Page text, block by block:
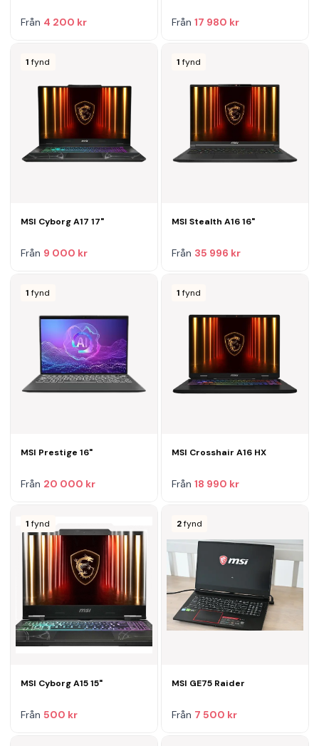
Från 4 200 kr Från 17 980 kr
1 fynd
MSI Cyborg A17 17"
Från 9 000 kr
1 fynd
MSI Stealth A16 16"
Från 35 996 kr
1 fynd
MSI Prestige 16"
Från 20 000 kr
1 fynd
MSI Crosshair A16 HX
Från 18 990 kr
1 fynd
MSI Cyborg A15 15"
Från 500 kr
2 fynd
MSI GE75 Raider
Från 7 500 kr